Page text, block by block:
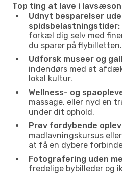
Top ting at lave i
Udnyt besparelser
spidsbelastningstider:
forkæl dig selv med
du sparer på flybilletten.
Udforsk museer og
indendørs med at
lokal kultur.
Wellness- og
massage, eller nyd en
under dit ophold.
Prøv fordybende
madlavningskursus
at få en dybere
Fotografering uden
fredelige bybilleder og